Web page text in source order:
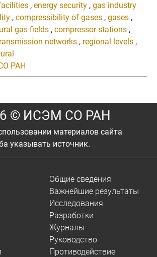
, energy security , gas industry
, compressibility of gases , gases ,
gas fields , compressor stations ,
networks , regional levels ,
РАН
© ИСЭМ СО РАН
материалов сайта
указывать источник.
Общие сведения
Важнейшие результаты
Исследования
Разработки
Журналы
Руководство
Противодействие